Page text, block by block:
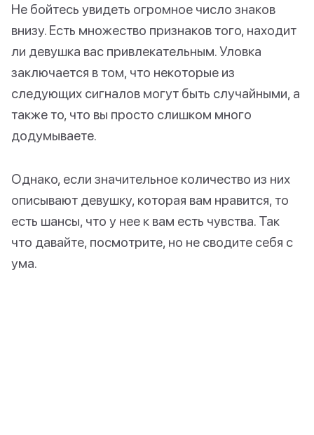
Не бойтесь увидеть огромное число знаков
внизу. Есть множество признаков того, находит
ли девушка вас привлекательным. Уловка
заключается в том, что некоторые из
следующих сигналов могут быть случайными, а
также то, что вы просто слишком много
додумываете.
Однако, если значительное количество из них
описывают девушку, которая вам нравится, то
есть шансы, что у нее к вам есть чувства. Так
что давайте, посмотрите, но не сводите себя с
ума.